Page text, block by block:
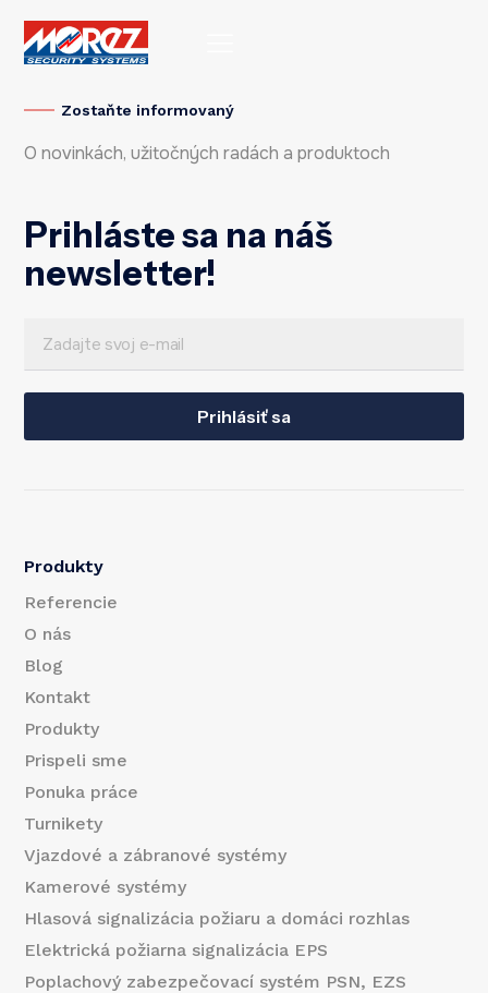
Zostaňte informovaný
O novinkách, užitočných radách a produktoch
Prihláste sa na náš
newsletter!
E
m
a
E
m
a
i
l
E
m
a
i
l
m
Prihlásiť sa
Produkty
Referencie
O nás
Blog
Kontakt
Produkty
Prispeli sme
Ponuka práce
Turnikety
Vjazdové a zábranové systémy
Kamerové systémy
Hlasová signalizácia požiaru a domáci rozhlas
Elektrická požiarna signalizácia EPS
Poplachový zabezpečovací systém PSN, EZS